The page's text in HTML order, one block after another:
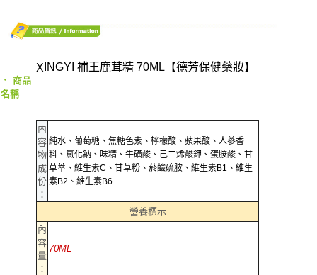
【關於「AFTEE先享後付」】
１．簡單：不需註冊會員、不需綁卡、不需儲值。
２．便利：只要手機號碼，簡訊認證，即可結帳。
３．安心：先確認商品／服務後，再付款。
【「AFTEE先享後付」結帳流程】
１．於結帳方式選擇「AFTEE先享後付」後，將跳轉至「AFTEE先享後付」
結帳頁面，進行簡訊認證並確認金額後，即可完成結帳。
２．訂單成立數日內，您將收到繳費通知簡訊。
３．收到繳費通知簡訊後14天內，點擊此簡訊中的連結，可透過四大超商／
ATM／網路銀行／等多元方式進行付款，方視為交易完成。
※ 請注意：結帳手續完成當下不需立刻繳費，但若您需要取消訂單，請聯絡
購買商品的店家。未經商家同意取消之訂單仍視為有效，需透過AFTEE先享
後付繳納相關費用。
※ 交易是否成功請以「AFTEE先享後付 」之結帳頁面顯示為準，若有關於
是否繳費成功／繳費後需取消欲退款等相關疑問，請聯繫「AFTEE先享後付
客戶支援中心」
運送方式
全家取貨付款
每筆NT$70，滿NT$600(含以上)免運費
7-11取貨付款
每筆NT$70，滿NT$600(含以上)免運費
每筆NT$80，滿NT$600(含以上)免運費
郵局（離島配送）
每筆NT$125
‧ 商品
名稱
X INGYI 補王鹿茸精 70ML【德芳保健藥妝】
內
容
物
成
份
：
純水、葡萄糖、焦糖色素、檸檬酸、蘋果酸、人蔘香
料、氯化鈉、味精、牛磺酸、己二烯酸鉀、蛋胺酸、甘
草萃、維生素C、甘草粉、菸鹼硫胺、維生素B1、維生
素B2、維生素B6
營養標示
內
容
量
：
70ML